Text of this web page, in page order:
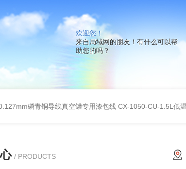
欢迎您！
来自局域网的朋友！有什么可以帮
助您的吗？
磷青铜导线真空罐专用漆包线 CX-1050-CU-1.5L低温测量用硅二极
/ PRODUCTS